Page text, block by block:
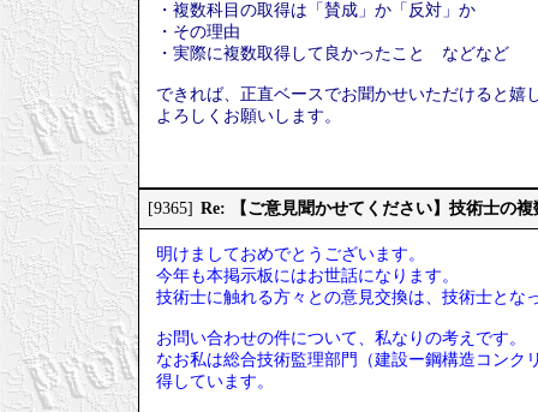
・複数科目の取得は「賛成」か「反対」か
・その理由
・実際に複数取得して良かったこと などなど
できれば、正直ベースでお聞かせいただけると嬉
よろしくお願いします。
[9365] Re: 【ご意見聞かせてください】技術士の
明けましておめでとうございます。
今年も本掲示板にはお世話になります。
技術士に触れる方々との意見交換は、技術士とな
お問い合わせの件について、私なりの考えです。
なお私は総合技術監理部門（建設ー鋼構造コン
得しています。